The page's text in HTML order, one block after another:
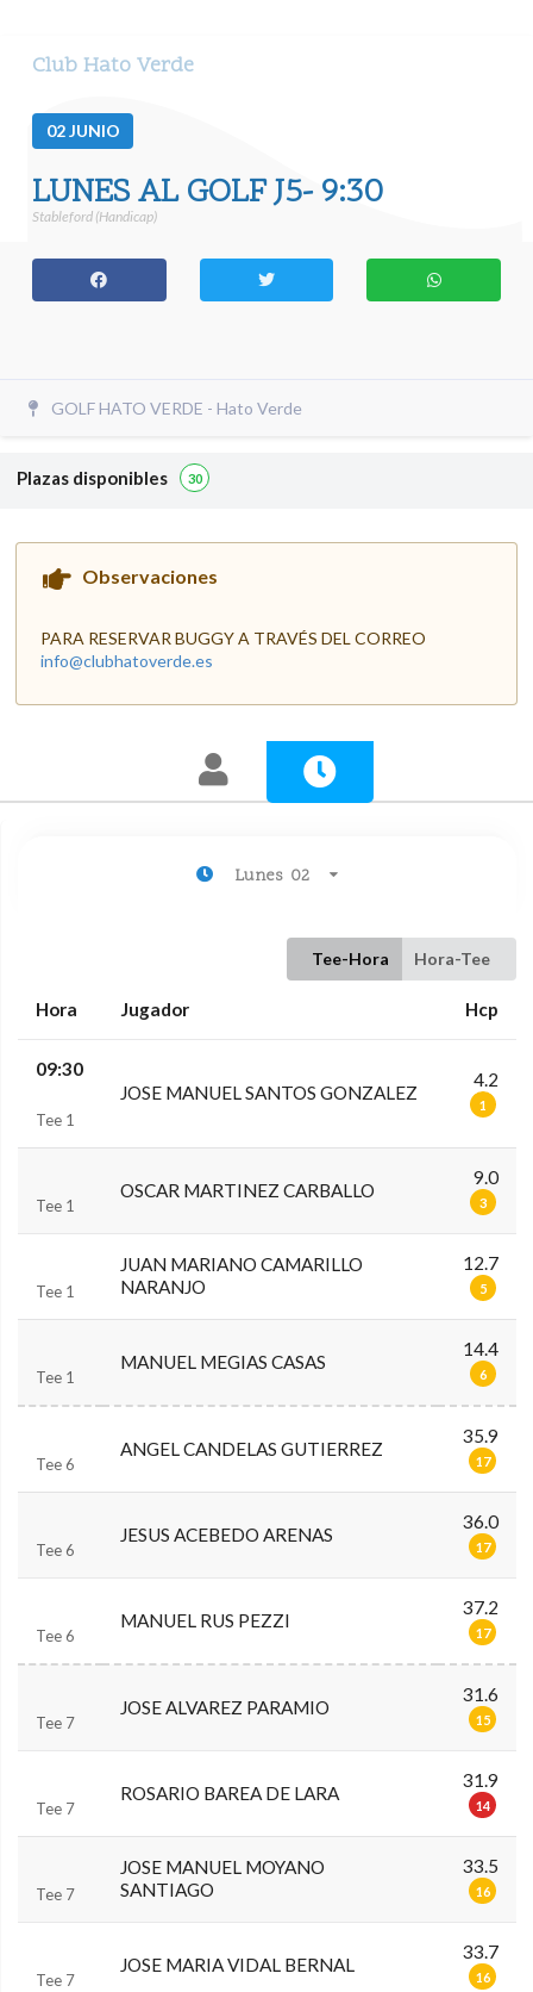
Club Hato Verde
02JUNIO
LUNES AL GOLF J5- 9:30
Stableford (Handicap)
GOLF HATO VERDE - Hato Verde
Plazas disponibles 30
Observaciones
PARA RESERVAR BUGGY A TRAVÉS DEL CORREO
info@clubhatoverde.es
Lunes 02
Tee-Hora Hora-Tee
Hora Jugador Hcp
09:30
Tee 1
JOSE MANUEL SANTOS GONZALEZ
4.2
1
Tee 1
OSCAR MARTINEZ CARBALLO
9.0
3
Tee 1
JUAN MARIANO CAMARILLO
NARANJO
12.7
5
Tee 1
MANUEL MEGIAS CASAS
14.4
6
Tee 6
ANGEL CANDELAS GUTIERREZ
35.9
17
Tee 6
JESUS ACEBEDO ARENAS
36.0
17
Tee 6
MANUEL RUS PEZZI
37.2
17
Tee 7
JOSE ALVAREZ PARAMIO
31.6
15
Tee 7
ROSARIO BAREA DE LARA
31.9
14
Tee 7
JOSE MANUEL MOYANO
SANTIAGO
33.5
16
Tee 7
JOSE MARIA VIDAL BERNAL
33.7
16